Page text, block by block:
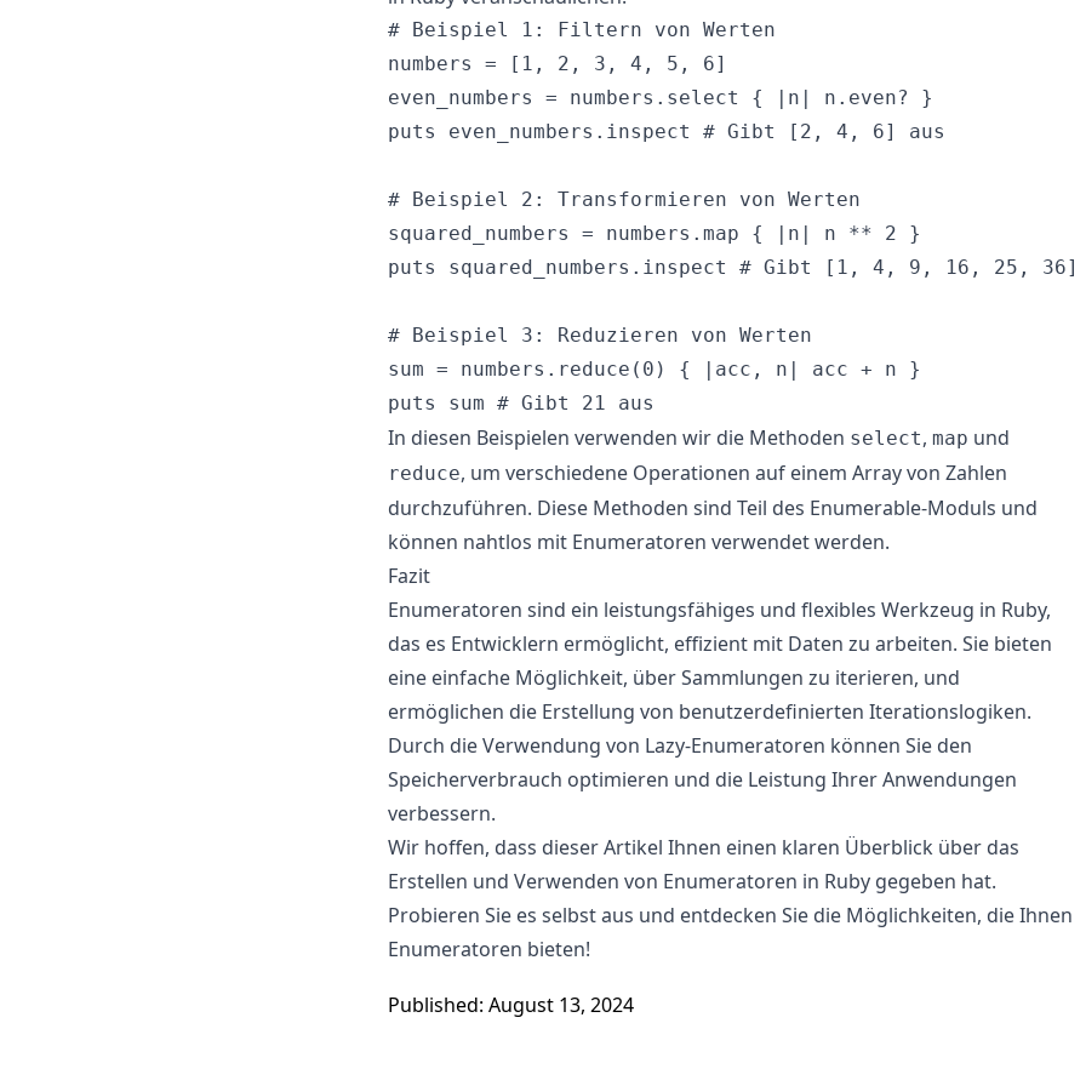
# Beispiel 1: Filtern von Werten
numbers = [1, 2, 3, 4, 5, 6]
even_numbers = numbers.select { |n| n.even? }
puts even_numbers.inspect # Gibt [2, 4, 6] aus
# Beispiel 2: Transformieren von Werten
squared_numbers = numbers.map { |n| n ** 2 }
puts squared_numbers.inspect # Gibt [1, 4, 9, 16, 25, 36]
# Beispiel 3: Reduzieren von Werten
sum = numbers.reduce(0) { |acc, n| acc + n }
In diesen Beispielen verwenden wir die Methoden select, map und
reduce, um verschiedene Operationen auf einem Array von Zahlen
durchzuführen. Diese Methoden sind Teil des Enumerable-Moduls und
können nahtlos mit Enumeratoren verwendet werden.
Fazit
Enumeratoren sind ein leistungsfähiges und flexibles Werkzeug in Ruby,
das es Entwicklern ermöglicht, effizient mit Daten zu arbeiten. Sie bieten
eine einfache Möglichkeit, über Sammlungen zu iterieren, und
ermöglichen die Erstellung von benutzerdefinierten Iterationslogiken.
Durch die Verwendung von Lazy-Enumeratoren können Sie den
Speicherverbrauch optimieren und die Leistung Ihrer Anwendungen
verbessern.
Wir hoffen, dass dieser Artikel Ihnen einen klaren Überblick über das
Erstellen und Verwenden von Enumeratoren in Ruby gegeben hat.
Probieren Sie es selbst aus und entdecken Sie die Möglichkeiten, die Ihnen
Enumeratoren bieten!
Published: August 13, 2024